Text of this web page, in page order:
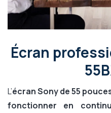
Écran
L’écran Sony de 55
fonctionner en